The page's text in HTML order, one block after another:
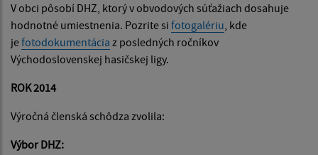
V obci pôsobí DHZ, ktorý v obvodových súťažiach dosahuje
hodnotné umiestnenia. Pozrite si fotogalériu, kde
jefotodokumentácia z posledných ročníkov
Východoslovenskej hasičskej ligy.
ROK 2014
Výročná členská schôdza zvolila:
Výbor DHZ: